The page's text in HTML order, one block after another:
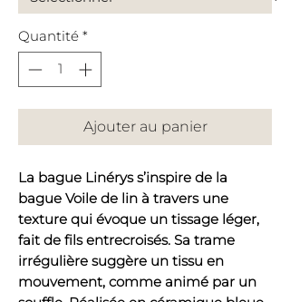
Quantité *
Ajouter au panier
La bague Linérys s’inspire de la
bague Voile de lin à travers une
texture qui évoque un tissage léger,
fait de fils entrecroisés. Sa trame
irrégulière suggère un tissu en
mouvement, comme animé par un